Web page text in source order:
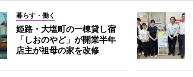
暮らす・働く
姫路・大塩町の一棟貸し宿
「しおのやど」が開業半年
店主が祖母の家を改修